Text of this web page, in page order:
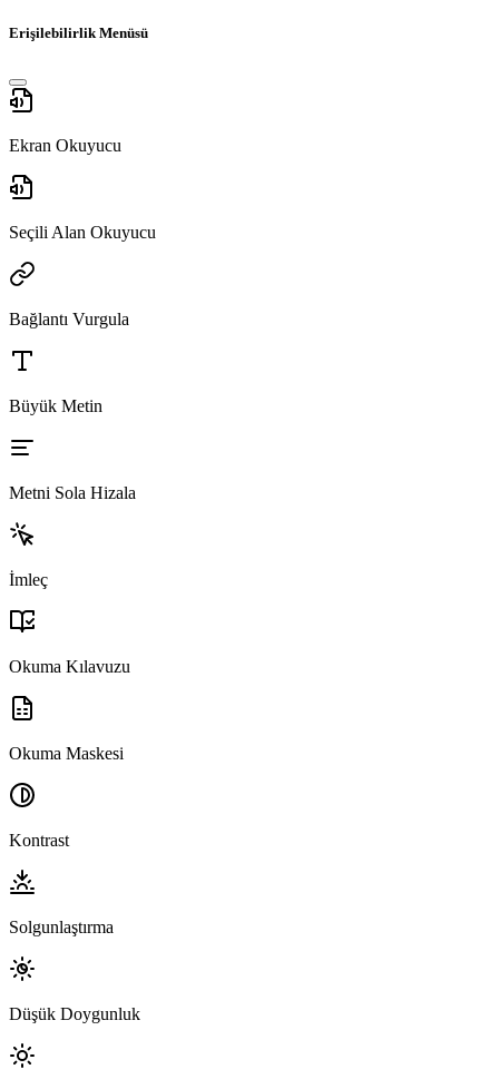
Erişilebilirlik Menüsü
Ekran Okuyucu
Seçili Alan Okuyucu
Bağlantı Vurgula
Büyük Metin
Metni Sola Hizala
İmleç
Okuma Kılavuzu
Okuma Maskesi
Kontrast
Solgunlaştırma
Düşük Doygunluk